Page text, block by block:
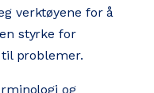
verktøyene for å
styrke for
problemer.
og